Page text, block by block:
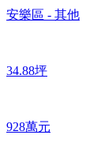
安樂區 - 其他
34.88坪
928萬元